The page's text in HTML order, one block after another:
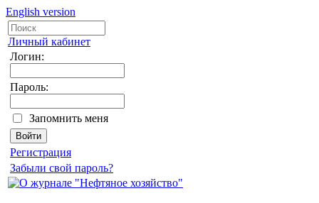
English version
Личный кабинет
Логин:
Пароль:
Запомнить меня
Регистрация
Забыли свой пароль?